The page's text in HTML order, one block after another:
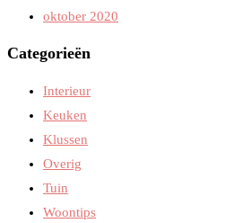
oktober 2020
Categorieën
Interieur
Keuken
Klussen
Overig
Tuin
Woontips